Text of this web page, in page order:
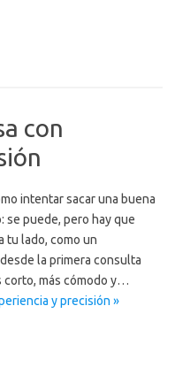
con
intentar sacar una buena
se puede, pero hay que
tu lado, como un
la primera consulta
corto, más cómodo y…
y precisión »